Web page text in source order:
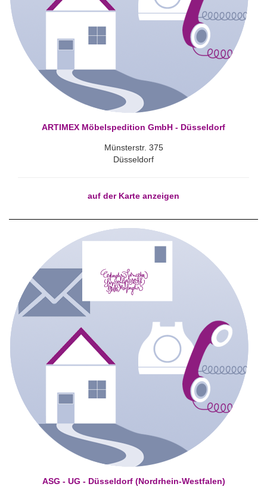
ARTIMEX Möbelspedition GmbH - Düsseldorf
Münsterstr. 375
Düsseldorf
auf der Karte anzeigen
ASG - UG - Düsseldorf (Nordrhein-Westfalen)